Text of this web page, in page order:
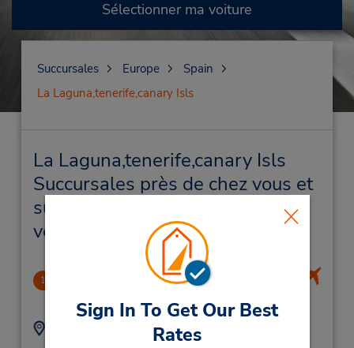
Sign In To Get Our Best
Rates
Sélectionner ma voiture
Succursales Europe
Spain
La Laguna,tenerife,canary Isls
La Laguna,tenerife,canary Isls
Succursales près de chez vous et
succursales de location de
véhicule
1 TENERIFE ISLAND: North Airport
Adresse :